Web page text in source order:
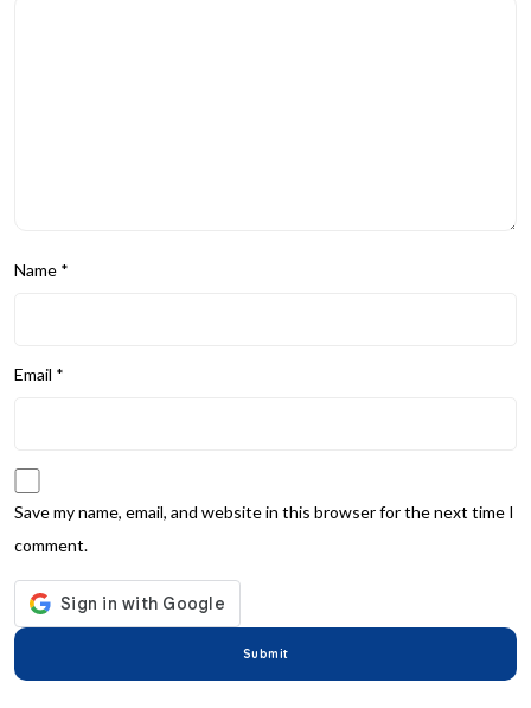
Name *
Email *
Save my name, email, and website in this browser for the next time I
comment.